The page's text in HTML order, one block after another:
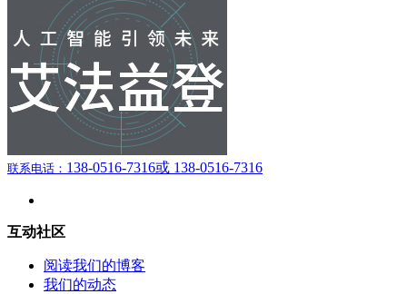
联系电话： 138-0516-7316或 138-0516-7316
互动社区
阅读我们的博客
我们的动态